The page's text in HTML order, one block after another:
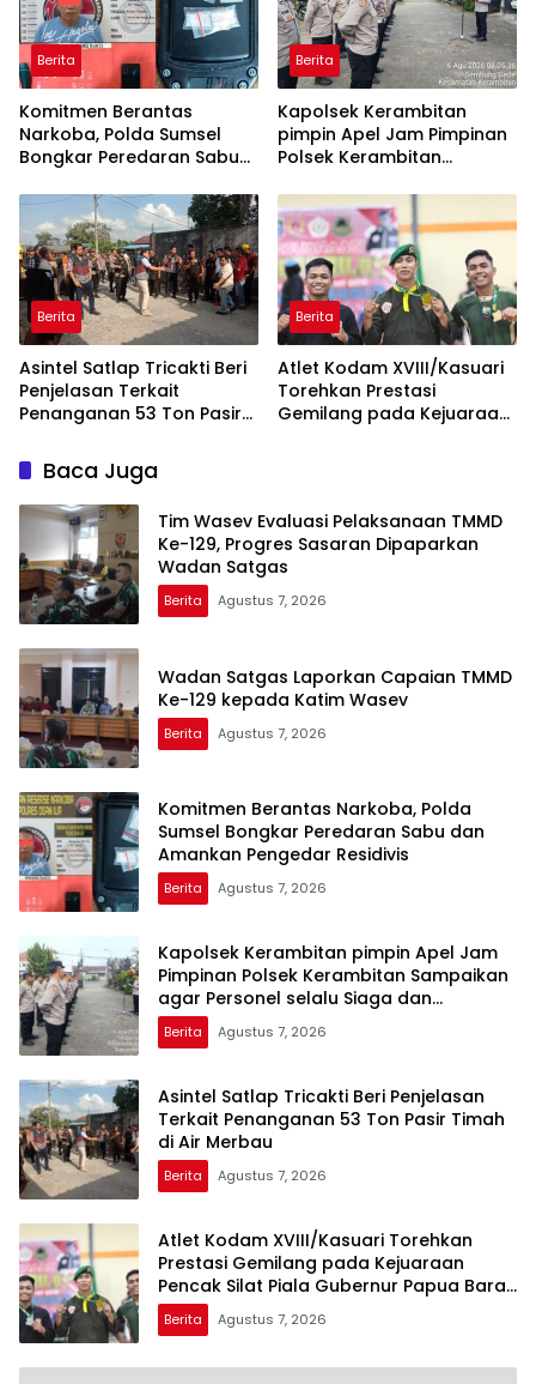
Berita
Komitmen Berantas
Narkoba, Polda Sumsel
Bongkar Peredaran Sabu
Residivis
Berita
Kapolsek Kerambitan
pimpin Apel Jam Pimpinan
Polsek Kerambitan
selalu Siaga dan Tanggap
terhadap Perkembangan
Situasi
Berita
Asintel Satlap Tricakti Beri
Penjelasan Terkait
Penanganan 53 Ton Pasir
Berita
Atlet Kodam XVIII/Kasuari
Torehkan Prestasi
Gemilang pada Kejuaraan
Baca Juga
Tim Wasev Evaluasi Pelaksanaan TMMD
Ke-129, Progres Sasaran Dipaparkan
Wadan Satgas
Berita Agustus 7, 2026
Wadan Satgas Laporkan Capaian TMMD
Ke-129 kepada Katim Wasev
Berita Agustus 7, 2026
Komitmen Berantas Narkoba, Polda
Sumsel Bongkar Peredaran Sabu dan
Amankan Pengedar Residivis
Berita Agustus 7, 2026
Kapolsek Kerambitan pimpin Apel Jam
Pimpinan Polsek Kerambitan Sampaikan
agar Personel selalu Siaga dan
Tanggap terhadap Perkembangan
Situasi
Berita Agustus 7, 2026
Asintel Satlap Tricakti Beri Penjelasan
Terkait Penanganan 53 Ton Pasir Timah
di Air Merbau
Berita Agustus 7, 2026
Atlet Kodam XVIII/Kasuari Torehkan
Prestasi Gemilang pada Kejuaraan
Pencak Silat Piala Gubernur Papua Barat
Daya 2026
Berita Agustus 7, 2026